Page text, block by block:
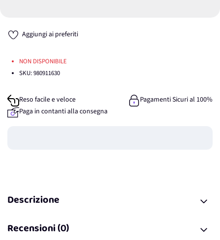
Aggiungi ai preferiti
NON DISPONIBILE
SKU:980911630
Reso facile e veloce
Pagamenti Sicuri al 100%
Paga in contanti alla consegna
Descrizione
Recensioni (0)